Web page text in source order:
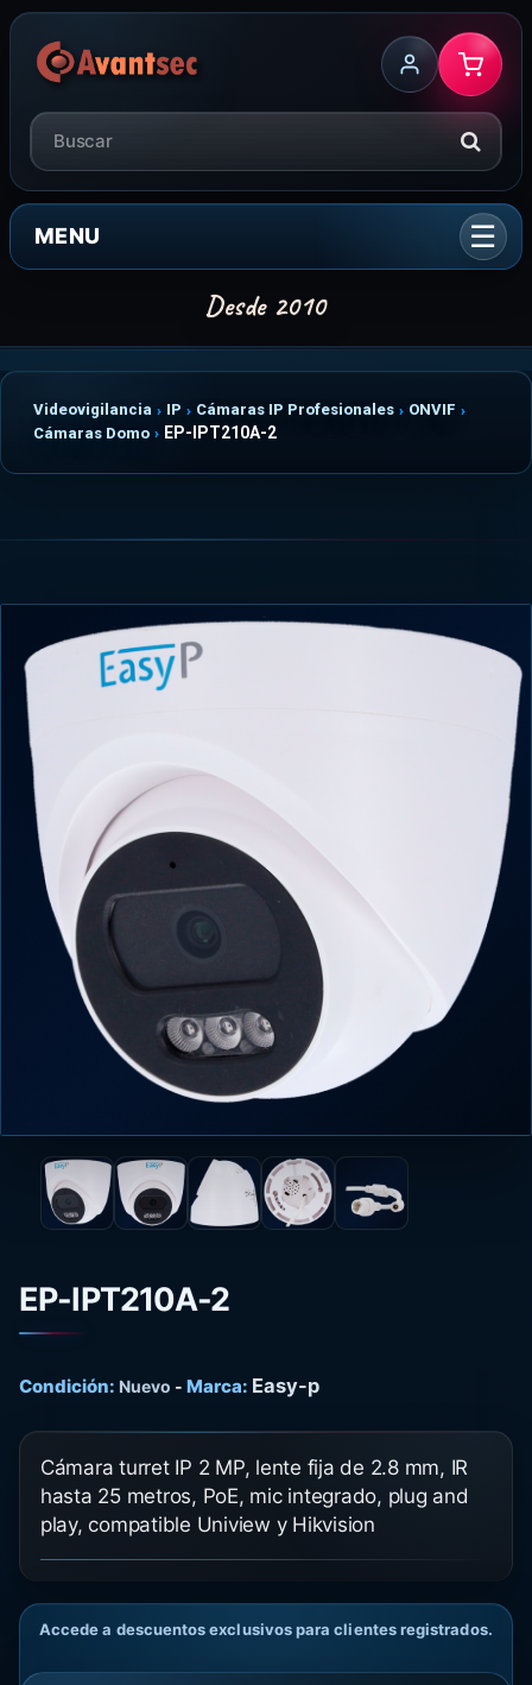
MENU
Videovigilancia IP Cámaras IP Profesionales
ONVIF
Cámaras Domo
EP-IPT210A-2
EP-IPT210A-2
Condición: Nuevo - Marca: Easy-p
Cámara turret IP 2 MP, lente fija de 2.8 mm, IR
hasta 25 metros, PoE, mic integrado, plug and
play, compatible Uniview y Hikvision
Accede a descuentos exclusivos para clientes registrados.